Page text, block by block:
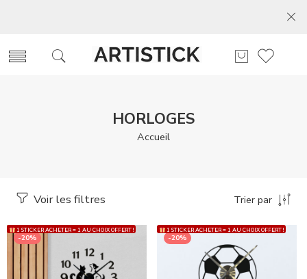
HORLOGES
Accueil
Voir les filtres Trier par
1 STICKER ACHETER = 1 AU CHOIX OFFERT !
-20%
1 STICKER ACHETER = 1 AU CHOIX OFFERT !
-20%